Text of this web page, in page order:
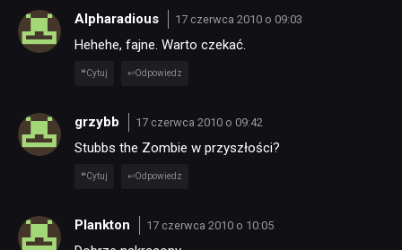
DYSKUSJE
JUŻ GRALIŚMY
SKLEP
Alpharadious 17 czerwca 2010 o 09:03
Hehehe, fajne. Warto czekać.
Cytuj Odpowiedz
grzybb 17 czerwca 2010 o 09:42
Stubbs the Zombie w przyszłości?
Cytuj Odpowiedz
Plankton 17 czerwca 2010 o 10:05